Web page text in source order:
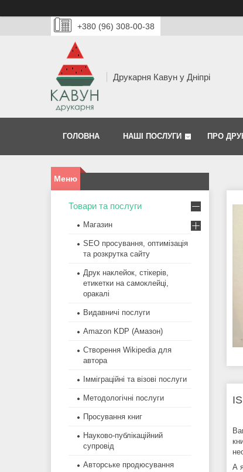
+380 (96) 308-00-38
Друкарня Кавун у Дніпрі
ГОЛОВНА НАШІ ПОСЛУГИ ПРО
А
Товари та послуги
Магазин
SEO просування, оптимізація
та розкрутка сайту
Друк наклейок, стікерів,
етикетки на самоклейці,
оракалі
Видавничі послуги
Amazon KDP (Амазон)
Створення Wikipedia для
автора
Імміграційні та візові послуги
Методологічні послуги
Просування книг
Науково-публікаційний
супровід
Авторське продюсування